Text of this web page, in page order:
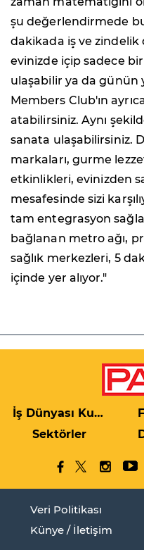
şu değerlendirmede
dakikada iş ve zindelik
evinizde içip sadece
ulaşabilir ya da
Members Club'ın
atabilirsiniz. Aynı
sanata ulaşabilirsiniz.
markaları, gurme
etkinlikleri, evinizden
mesafesinde sizi
tam entegrasyon
bağlanan metro ağı,
sağlık merkezleri, 5
içinde yer alıyor."
İş Dünyası Kulis
Sektörler
Veri Politikası
Künye / İletişim